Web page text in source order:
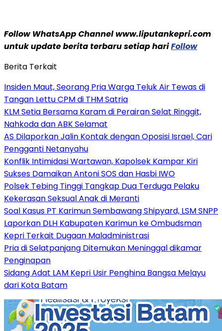
Follow WhatsApp Channel www.liputankepri.com
untuk update berita terbaru setiap hariFollow
Berita Terkait
Insiden Maut, Seorang Pria Warga Teluk Air Tewas di
Tangan Lettu CPM di THM Satria
KLM Setia Bersama Karam di Perairan Selat Ringgit,
Nahkoda dan ABK Selamat
AS Dilaporkan Jalin Kontak dengan Oposisi Israel, Cari
Pengganti Netanyahu
Konflik Intimidasi Wartawan, Kapolsek Kampar Kiri
Sukses Damaikan Antoni SOS dan Hasbi IWO
Polsek Tebing Tinggi Tangkap Dua Terduga Pelaku
Kekerasan Seksual Anak di Meranti
Soal Kasus PT Karimun Sembawang Shipyard, LSM SNPP
Laporkan DLH Kabupaten Karimun ke Ombudsman
Kepri Terkait Dugaan Maladministrasi
Pria di Selatpanjang Ditemukan Meninggal dikamar
Penginapan
Sidang Adat LAM Kepri Usir Penghina Bangsa Melayu
dari Kota Batam